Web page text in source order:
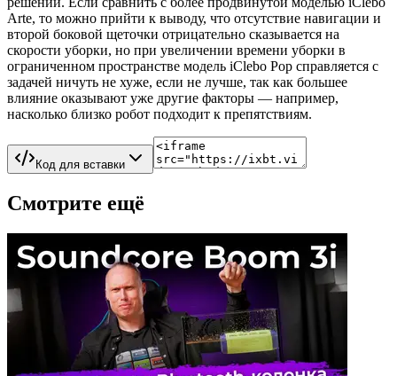
Arte, то можно прийти к выводу, что отсутствие навигации и
второй боковой щеточки отрицательно сказывается на
скорости уборки, но при увеличении времени уборки в
ограниченном пространстве модель iClebo Pop справляется с
задачей ничуть не хуже, если не лучше, так как большее
влияние оказывают уже другие факторы — например,
насколько близко робот подходит к препятствиям.
Код для вставки
Смотрите ещё